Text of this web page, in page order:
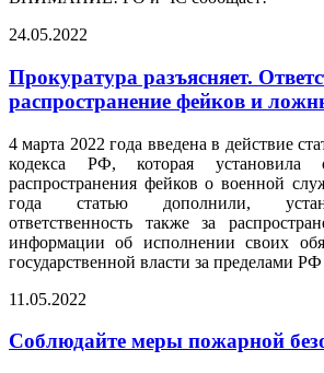
24.05.2022
Прокуратура разъясняет.
распространение фейков и
4 марта 2022 года введена в действие
кодекса РФ, которая установила
распространения фейков о военной
года статью дополнили,
ответственность также за
информации об исполнении своих
государственной власти за пределами РФ
11.05.2022
Соблюдайте меры пожарной